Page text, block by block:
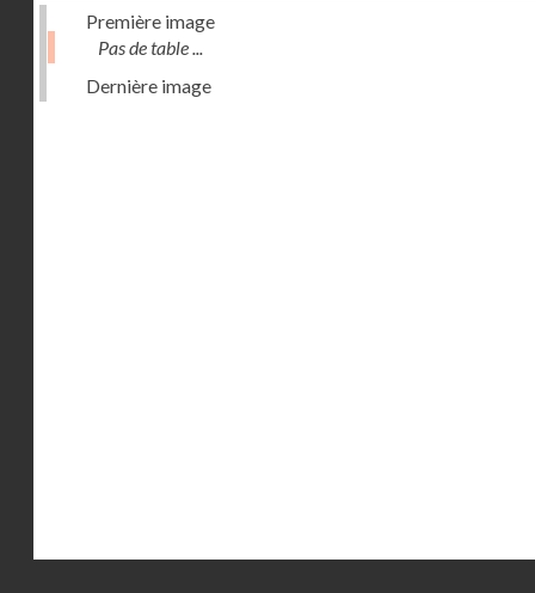
Première image
Pas de table ...
Dernière image